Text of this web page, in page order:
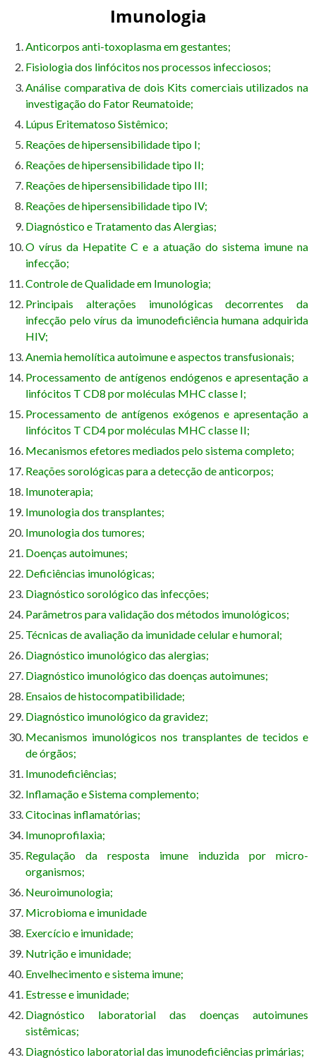
Imunologia
Anticorpos anti-toxoplasma em gestantes;
Fisiologia dos linfócitos nos processos infecciosos;
Análise comparativa de dois Kits comerciais utilizados na
investigação do Fator Reumatoide;
Lúpus Eritematoso Sistêmico;
Reações de hipersensibilidade tipo I;
Reações de hipersensibilidade tipo II;
Reações de hipersensibilidade tipo III;
Reações de hipersensibilidade tipo IV;
Diagnóstico e Tratamento das Alergias;
O vírus da Hepatite C e a atuação do sistema imune na
infecção;
Controle de Qualidade em Imunologia;
Principais alterações imunológicas decorrentes da
infecção pelo vírus da imunodeficiência humana adquirida
HIV;
Anemia hemolítica autoimune e aspectos transfusionais;
Processamento de antígenos endógenos e apresentação a
linfócitos T CD8 por moléculas MHC classe I;
Processamento de antígenos exógenos e apresentação a
linfócitos T CD4 por moléculas MHC classe II;
Mecanismos efetores mediados pelo sistema completo;
Reações sorológicas para a detecção de anticorpos;
Imunoterapia;
Imunologia dos transplantes;
Imunologia dos tumores;
Doenças autoimunes;
Deficiências imunológicas;
Diagnóstico sorológico das infecções;
Parâmetros para validação dos métodos imunológicos;
Técnicas de avaliação da imunidade celular e humoral;
Diagnóstico imunológico das alergias;
Diagnóstico imunológico das doenças autoimunes;
Ensaios de histocompatibilidade;
Diagnóstico imunológico da gravidez;
Mecanismos imunológicos nos transplantes de tecidos e
de órgãos;
Imunodeficiências;
Inflamação e Sistema complemento;
Citocinas inflamatórias;
Imunoprofilaxia;
Regulação da resposta imune induzida por micro-
organismos;
Neuroimunologia;
Microbioma e imunidade
Exercício e imunidade;
Nutrição e imunidade;
Envelhecimento e sistema imune;
Estresse e imunidade;
Diagnóstico laboratorial das doenças autoimunes
sistêmicas;
Diagnóstico laboratorial das imunodeficiências primárias;